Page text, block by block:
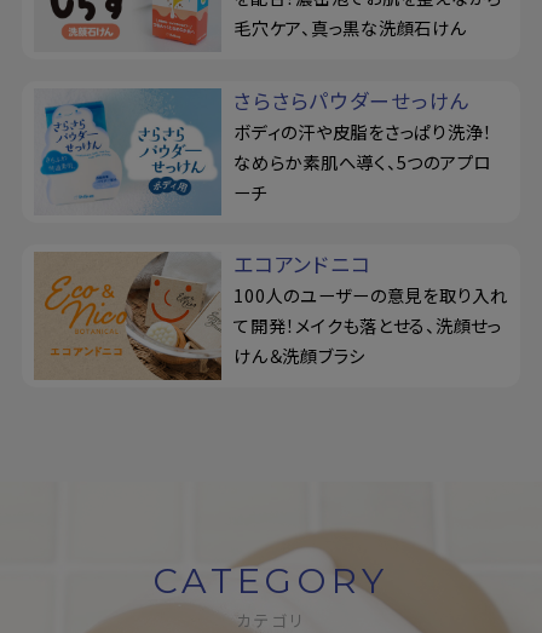
毛穴ケア、真っ黒な洗顔石けん
さらさらパウダーせっけん
ボディの汗や皮脂をさっぱり洗浄！
なめらか素肌へ導く、5つのアプロ
ーチ
エコアンドニコ
100人のユーザーの意見を取り入れ
て開発！メイクも落とせる、洗顔せっ
けん＆洗顔ブラシ
CATEGORY
カテゴリ